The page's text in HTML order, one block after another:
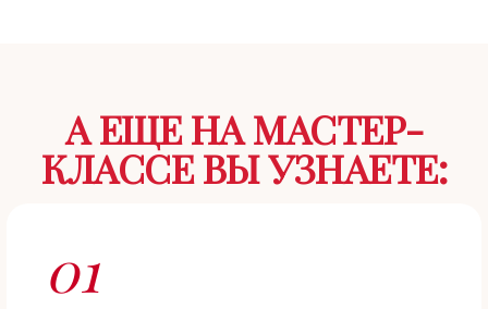
А ЕЩЕ НА МАСТЕР-
КЛАССЕ ВЫ УЗНАЕТЕ:
01